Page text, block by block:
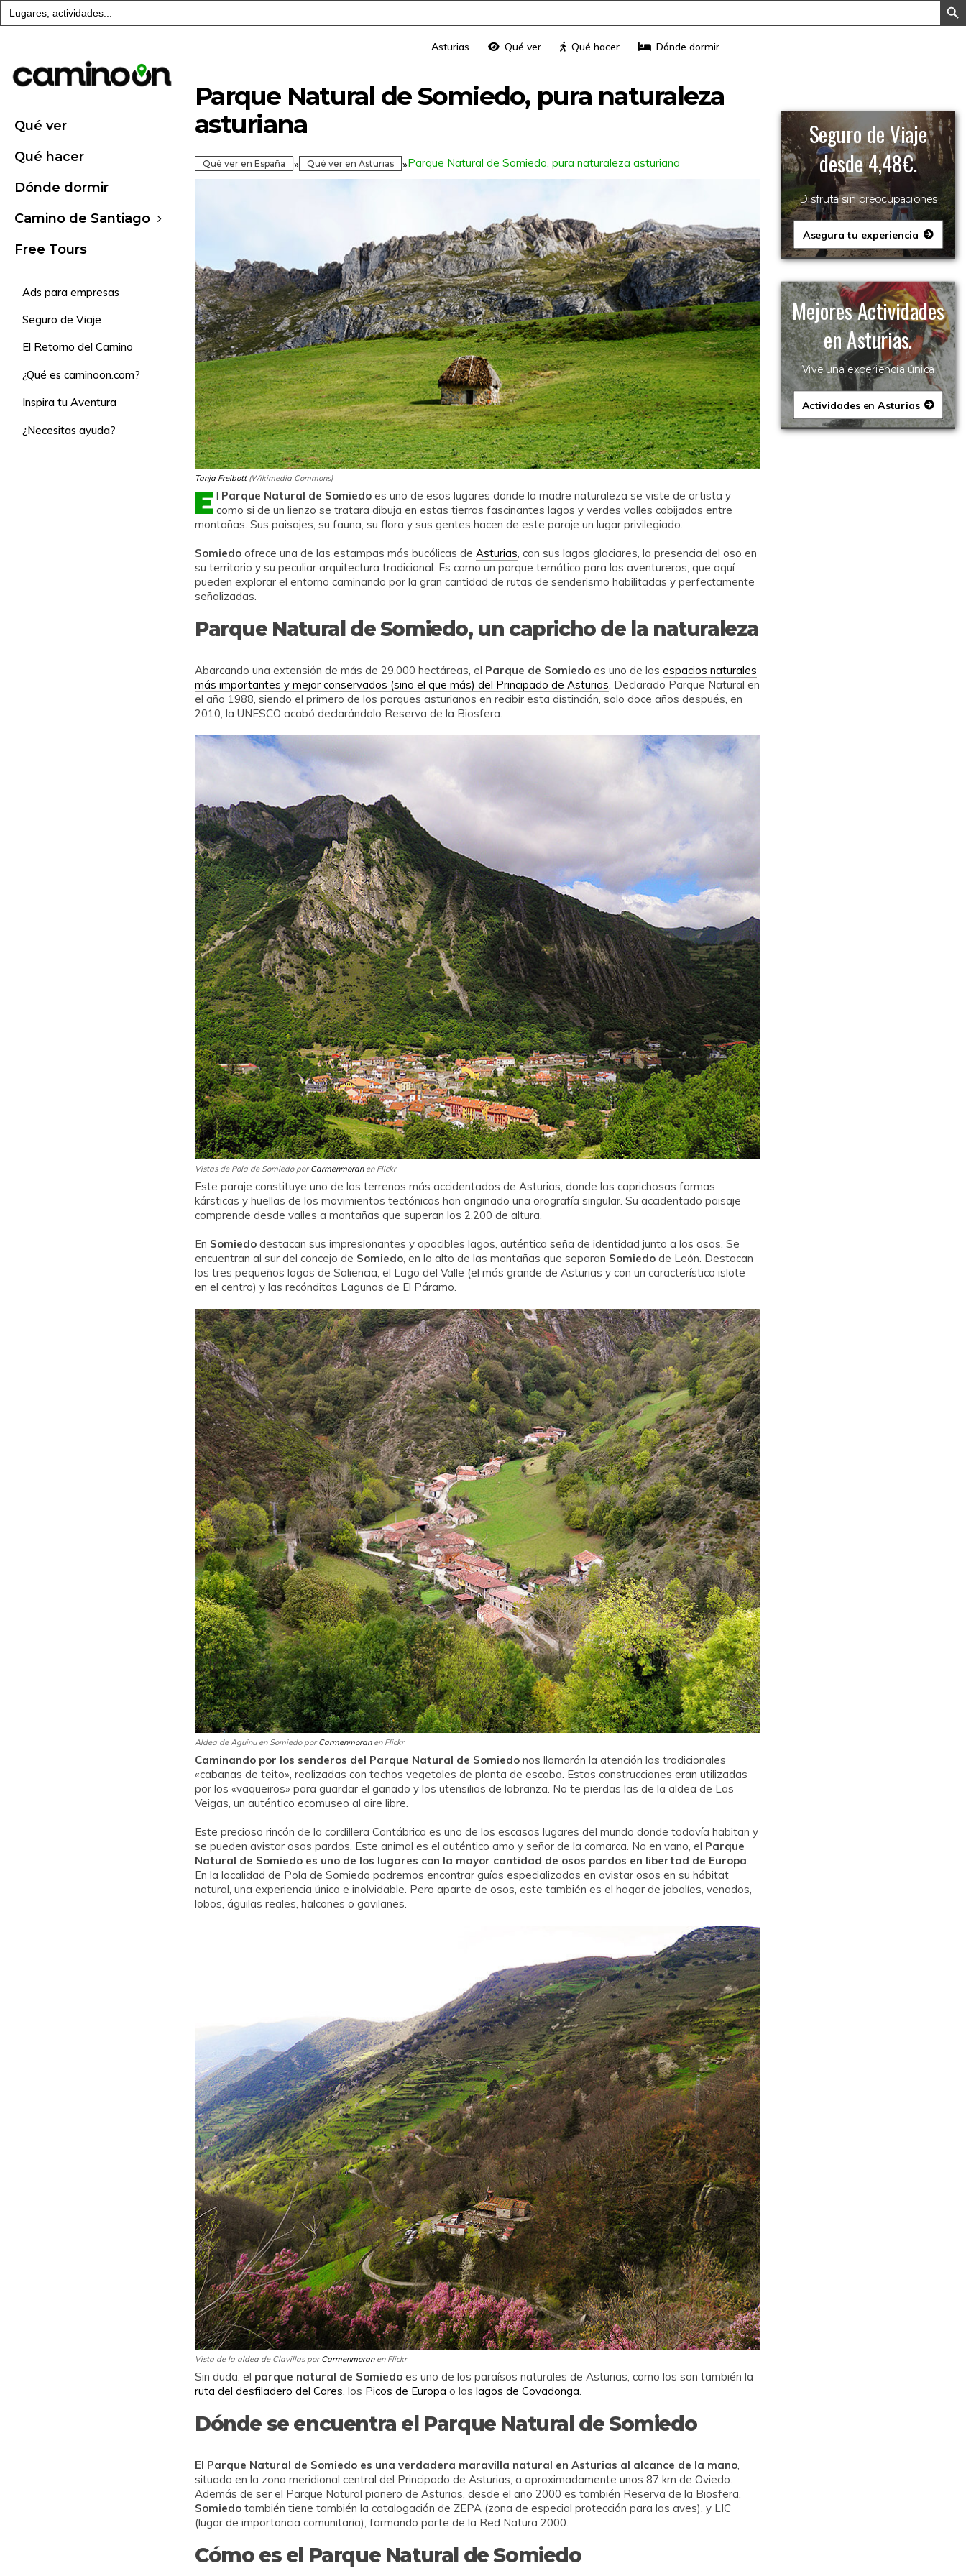
Buscar:
Qué ver
Qué hacer
Dónde dormir
Camino de Santiago
Free Tours
Ads para empresas
Seguro de Viaje
El Retorno del Camino
¿Qué es caminoon.com?
Inspira tu Aventura
¿Necesitas ayuda?
Asturias Qué ver Qué hacer Dónde dormir
Parque Natural de Somiedo, pura naturaleza
asturiana
Qué ver en España » Qué ver en Asturias »Parque Natural de Somiedo, pura naturaleza asturiana
Tanja Freibott(Wikimedia Commons)
E l Parque Natural de Somiedo es uno de esos lugares donde la madre naturaleza se viste de artista y
como si de un lienzo se tratara dibuja en estas tierras fascinantes lagos y verdes valles cobijados entre
montañas. Sus paisajes, su fauna, su flora y sus gentes hacen de este paraje un lugar privilegiado.
Somiedo ofrece una de las estampas más bucólicas de Asturias, con sus lagos glaciares, la presencia del oso en
su territorio y su peculiar arquitectura tradicional. Es como un parque temático para los aventureros, que aquí
pueden explorar el entorno caminando por la gran cantidad de rutas de senderismo habilitadas y perfectamente
señalizadas.
Parque Natural de Somiedo, un capricho de la naturaleza
Abarcando una extensión de más de 29.000 hectáreas, el Parque de Somiedo es uno de los espacios naturales
más importantes y mejor conservados (sino el que más) del Principado de Asturias. Declarado Parque Natural en
el año 1988, siendo el primero de los parques asturianos en recibir esta distinción, solo doce años después, en
2010, la UNESCO acabó declarándolo Reserva de la Biosfera.
Vistas de Pola de Somiedo porCarmenmoranen Flickr
Este paraje constituye uno de los terrenos más accidentados de Asturias, donde las caprichosas formas
kársticas y huellas de los movimientos tectónicos han originado una orografía singular. Su accidentado paisaje
comprende desde valles a montañas que superan los 2.200 de altura.
En Somiedo destacan sus impresionantes y apacibles lagos, auténtica seña de identidad junto a los osos. Se
encuentran al sur del concejo de Somiedo, en lo alto de las montañas que separan Somiedo de León. Destacan
los tres pequeños lagos de Saliencia, el Lago del Valle (el más grande de Asturias y con un característico islote
en el centro) y las recónditas Lagunas de El Páramo.
Aldea de Aguinu en Somiedo porCarmenmoranen Flickr
Caminando por los senderos del Parque Natural de Somiedo nos llamarán la atención las tradicionales
«cabanas de teito», realizadas con techos vegetales de planta de escoba. Estas construcciones eran utilizadas
por los «vaqueiros» para guardar el ganado y los utensilios de labranza. No te pierdas las de la aldea de Las
Veigas, un auténtico ecomuseo al aire libre.
Este precioso rincón de la cordillera Cantábrica es uno de los escasos lugares del mundo donde todavía habitan y
se pueden avistar osos pardos. Este animal es el auténtico amo y señor de la comarca. No en vano, el Parque
Natural de Somiedo es uno de los lugares con la mayor cantidad de osos pardos en libertad de Europa.
En la localidad de Pola de Somiedo podremos encontrar guías especializados en avistar osos en su hábitat
natural, una experiencia única e inolvidable. Pero aparte de osos, este también es el hogar de jabalíes, venados,
lobos, águilas reales, halcones o gavilanes.
Vista de la aldea de Clavillas porCarmenmoranen Flickr
Sin duda, el parque natural de Somiedo es uno de los paraísos naturales de Asturias, como los son también la
ruta del desfiladero del Cares, los Picos de Europa o los lagos de Covadonga.
Dónde se encuentra el Parque Natural de Somiedo
El Parque Natural de Somiedo es una verdadera maravilla natural en Asturias al alcance de la mano,
situado en la zona meridional central del Principado de Asturias, a aproximadamente unos 87 km de Oviedo.
Además de ser el Parque Natural pionero de Asturias, desde el año 2000 es también Reserva de la Biosfera.
Somiedo también tiene también la catalogación de ZEPA (zona de especial protección para las aves), y LIC
(lugar de importancia comunitaria), formando parte de la Red Natura 2000.
Cómo es el Parque Natural de Somiedo
Seguro de Viaje
desde 4,48€.
Disfruta sin preocupaciones
Asegura tu experiencia
Mejores Actividades
en Asturias.
Vive una experiencia única
Actividades en Asturias